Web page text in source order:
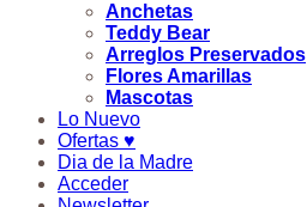
Anchetas
Teddy Bear
Arreglos Preservados
Flores Amarillas
Mascotas
Lo Nuevo
Ofertas ♥
Dia de la Madre
Acceder